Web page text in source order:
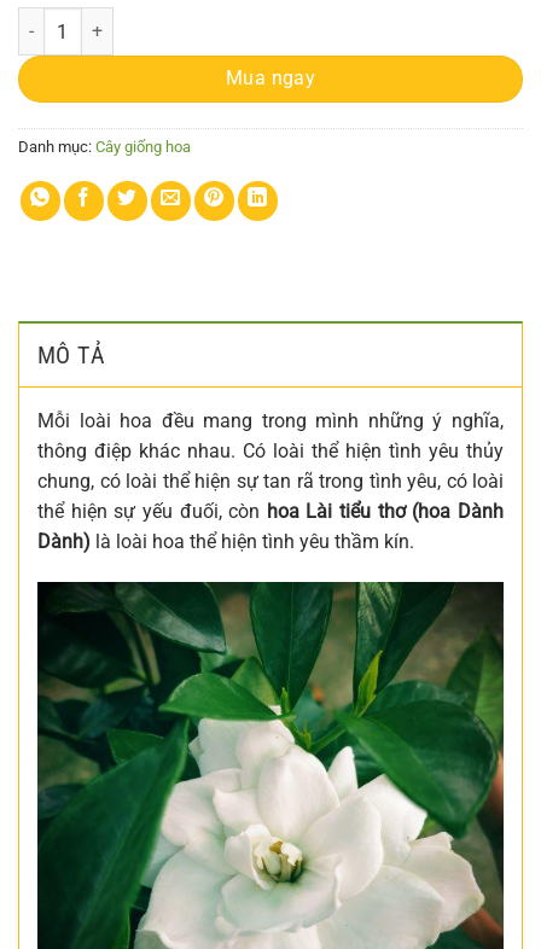
[Cây giống hoa] Lài Tiểu Thơ (hương thơm ngọt ngào) - CayGiongTot
Mua ngay
Danh mục: Cây giống hoa
MÔ TẢ
Mỗi loài hoa đều mang trong mình những ý nghĩa,
thông điệp khác nhau. Có loài thể hiện tình yêu thủy
chung, có loài thể hiện sự tan rã trong tình yêu, có loài
thể hiện sự yếu đuối, còn hoa Lài tiểu thơ (hoa Dành
Dành) là loài hoa thể hiện tình yêu thầm kín.